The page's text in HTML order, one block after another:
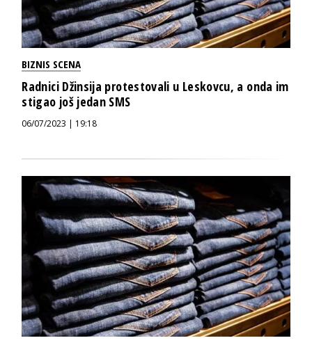
BIZNIS SCENA
Radnici Džinsija protestovali u Leskovcu, a onda im
stigao još jedan SMS
06/07/2023 | 19:18